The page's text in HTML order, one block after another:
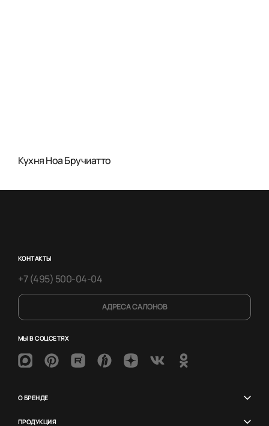
Кухня Ноа Бручиатто
КОНТАКТЫ
+7 (495) 500-04-04
АДРЕСА САЛОНОВ
МЫ В СОЦСЕТЯХ
О БРЕНДЕ
ПРОДУКЦИЯ